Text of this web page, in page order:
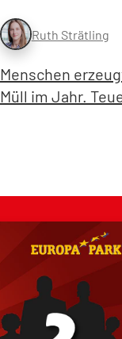
Ruth Strätling
Menschen
Müll im Jahr.